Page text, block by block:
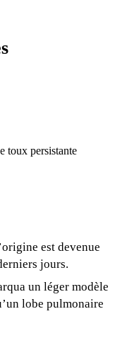
toux persistante
est devenue
jours.
un léger modèle
lobe pulmonaire